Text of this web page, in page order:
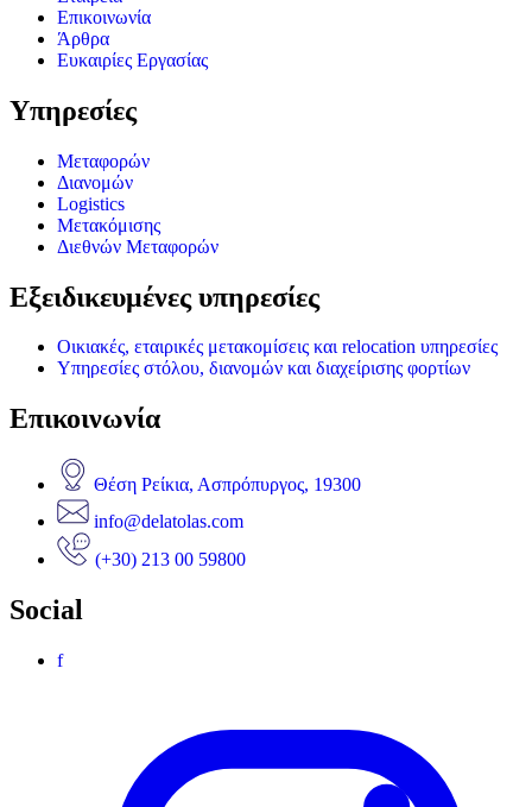
Επικοινωνία
Άρθρα
Ευκαιρίες Εργασίας
Υπηρεσίες
Μεταφορών
Διανομών
Logistics
Μετακόμισης
Διεθνών Μεταφορών
Εξειδικευμένες υπηρεσίες
Οικιακές, εταιρικές μετακομίσεις και relocation υπηρεσίες
Υπηρεσίες στόλου, διανομών και διαχείρισης φορτίων
Επικοινωνία
Θέση Ρείκια, Ασπρόπυργος, 19300
info@delatolas.com
(+30) 213 00 59800
Social
f